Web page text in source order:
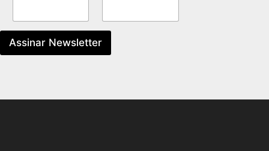
Assinar Newsletter